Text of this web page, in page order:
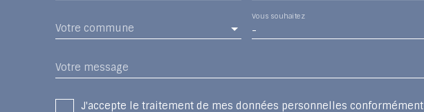
Votre commune -
Vous souhaitez
Votre message
J'accepte le traitement de mes données personnelles conformément